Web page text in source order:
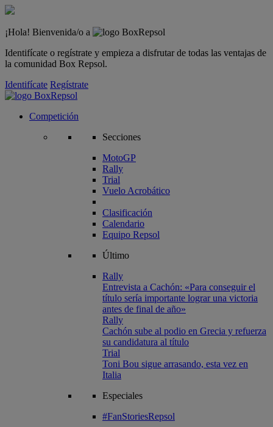
¡Hola! Bienvenida/o a
Identifícate o regístrate y empieza a disfrutar de todas las ventajas de
la comunidad Box Repsol.
Identifícate Regístrate
Competición
Secciones
MotoGP
Rally
Trial
Vuelo Acrobático
Clasificación
Calendario
Equipo Repsol
Último
Rally
Entrevista a Cachón: «Para conseguir el
título sería importante lograr una victoria
antes de final de año»
Rally
Cachón sube al podio en Grecia y refuerza
su candidatura al título
Trial
Toni Bou sigue arrasando, esta vez en
Italia
Especiales
#FanStoriesRepsol